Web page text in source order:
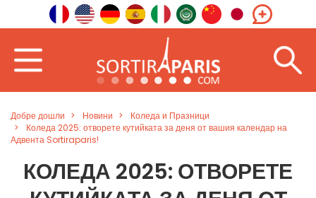
Добре дошли Новини
Коледа и Празници
Коледа 2025: отворете кутийката за деня от вашия календар на
Адвента Sortiraparis!
КОЛЕДА 2025: ОТВОРЕТЕ